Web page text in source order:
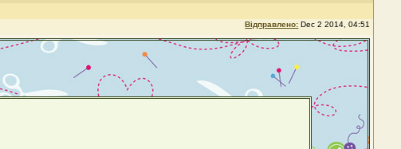
Відправлено: Dec 2 2014, 04:51